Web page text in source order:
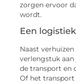
zorgen ervoor
wordt.
Een
Naast
verlengstuk
de transport en
Of het transport